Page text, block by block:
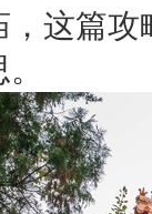
，这篇攻